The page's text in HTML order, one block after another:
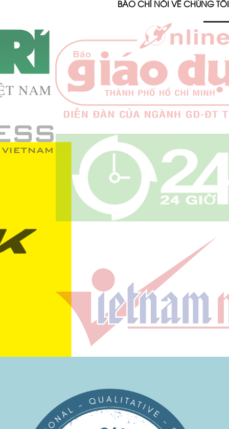
BÁO CHÍ NÓI VỀ CHÚNG TÔI